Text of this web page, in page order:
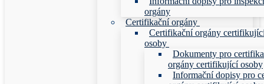
orgány
Certifikační orgány
Certifikační orgány
osoby
Dokumenty pro
orgány certifikující osoby
Informační dopisy pro